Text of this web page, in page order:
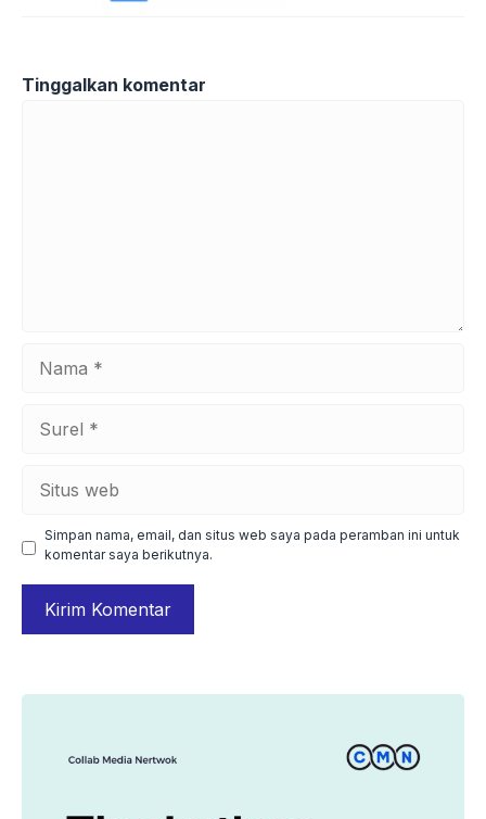
Tinggalkan komentar
web
Simpan nama, email, dan situs web saya pada peramban ini untuk
komentar saya berikutnya.